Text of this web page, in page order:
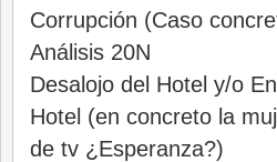
Corrupción (Caso
Análisis 20N
Desalojo del Hotel y/o
Hotel (en concreto la
de tv ¿Esperanza?)